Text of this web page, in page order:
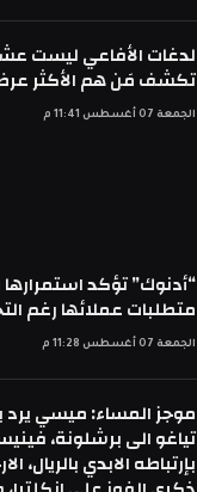
لدغات الأفاعي ليست
تكشف مَن هم الأكثر
الجمعة 07 أغسطس 11:41 م
“أدنوك” تؤكد
متطلبات عملائها رغم
الجمعة 07 أغسطس 11:28 م
موجز المساء: ميسي يرد
تياغو الى برشلونة،
بإرتباطه الابدي بالريال،